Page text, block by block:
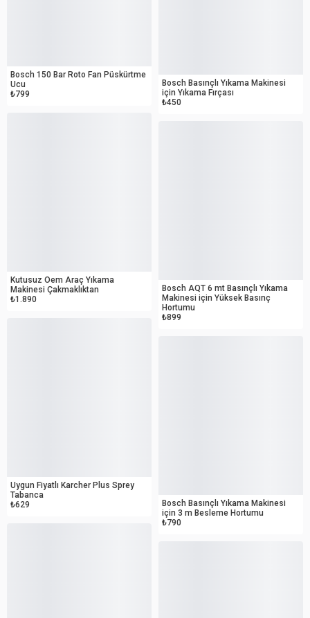
Bosch 150 Bar Roto Fan Püskürtme
Ucu
₺799
Kutusuz Oem Araç Yıkama
Makinesi Çakmaklıktan
₺1.890
Uygun Fiyatlı Karcher Plus Sprey
Tabanca
₺629
Bosch Basınçlı Yıkama Makinesi
için Yıkama Fırçası
₺450
Bosch AQT 6 mt Basınçlı Yıkama
Makinesi için Yüksek Basınç
Hortumu
₺899
Bosch Basınçlı Yıkama Makinesi
için 3 m Besleme Hortumu
₺790